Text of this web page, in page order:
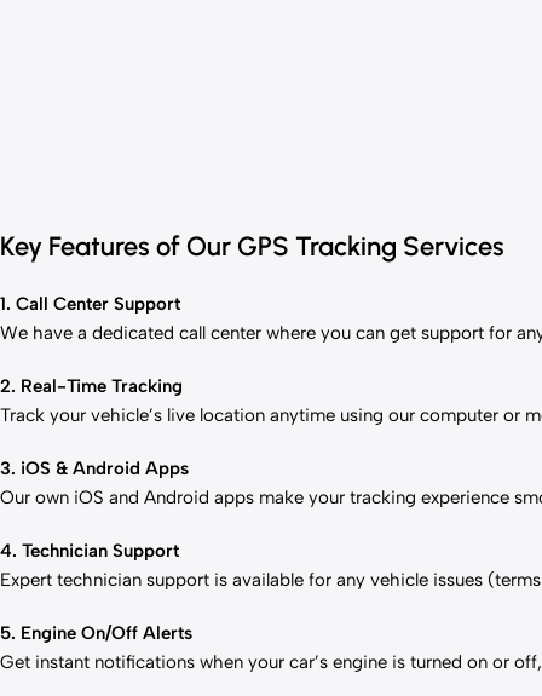
Key Features of Our GPS Tracking Services
1. Call Center Support
We have a dedicated call center where you can get support for
2. Real-Time Tracking
Track your vehicle’s live location anytime using our computer or
3. iOS & Android Apps
Our own iOS and Android apps make your tracking experience
4. Technician Support
Expert technician support is available for any vehicle issues
5. Engine On/Off Alerts
Get instant notifications when your car’s engine is turned on or